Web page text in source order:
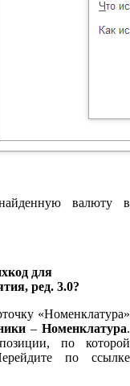
валюту в
для
ред. 3.0?
«Номенклатура»
–Номенклатура.
по которой
по ссылке